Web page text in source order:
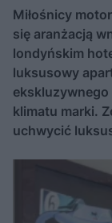
Miłośnicy
się aranżacją
londyńskim
luksusowy
klimatu marki.
uchwycić